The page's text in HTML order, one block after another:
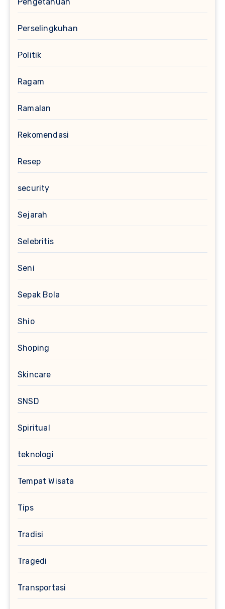
Perselingkuhan
Politik
Ragam
Ramalan
Rekomendasi
Resep
security
Sejarah
Selebritis
Seni
Sepak Bola
Shio
Shoping
Skincare
SNSD
Spiritual
teknologi
Tempat Wisata
Tips
Tradisi
Tragedi
Transportasi